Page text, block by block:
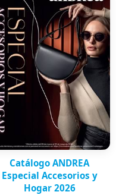
Catálogo ANDREA
Especial Accesorios y
Hogar 2026